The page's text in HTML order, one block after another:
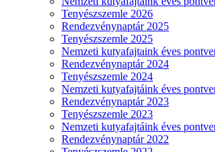
Tenyészszemle 2026
Rendezvénynaptár 2025
Tenyészszemle 2025
Nemzeti kutyafajtaink éves
Rendezvénynaptár 2024
Tenyészszemle 2024
Nemzeti kutyafajtáink éves
Rendezvénynaptár 2023
Tenyészszemle 2023
Nemzeti kutyafajtáink éves
Rendezvénynaptár 2022